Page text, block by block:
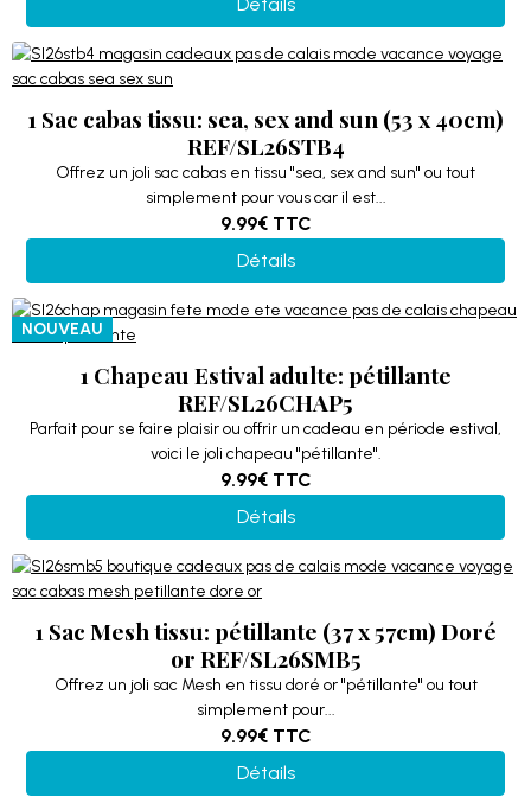
1 Sac cabas tissu: sea, sex and sun (53 x 40cm)
REF/SL26STB4
Offrez un joli sac cabas en tissu "sea, sex and sun" ou tout
simplement pour vous car il est...
9.99€ TTC
Détails
NOUVEAU
1 Chapeau Estival adulte: pétillante
REF/SL26CHAP5
Parfait pour se faire plaisir ou offrir un cadeau en période estival,
voici le joli chapeau "pétillante".
9.99€ TTC
Détails
1 Sac Mesh tissu: pétillante (37 x 57cm) Doré
or REF/SL26SMB5
Offrez un joli sac Mesh en tissu doré or "pétillante" ou tout
simplement pour...
9.99€ TTC
Détails